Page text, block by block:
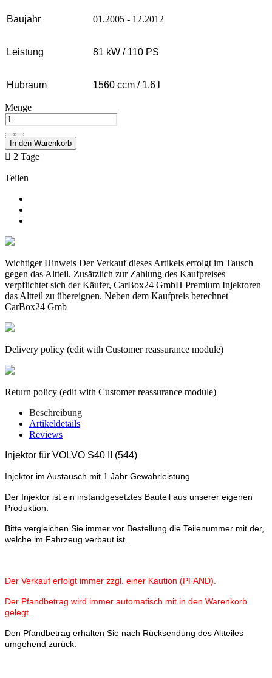
Baujahr 01.2005 - 12.2012
Leistung 81 kW / 110 PS
Hubraum 1560 ccm / 1.6 l
Menge
In den Warenkorb
 2 Tage
Teilen
Wichtiger Hinweis Der Verkauf dieses Artikels erfolgt im Tausch
gegen das Altteil. Zusätzlich zur Zahlung des Kaufpreises
verpflichtet sich der Käufer, CarBox24 GmbH Premium Injektoren
das Altteil zu übereignen. Neben dem Kaufpreis berechnet
CarBox24 Gmb
Delivery policy (edit with Customer reassurance module)
Return policy (edit with Customer reassurance module)
Beschreibung
Artikeldetails
Reviews
Injektor für VOLVO S40 II
(544)
Injektor im Austausch mit 1 Jahr Gewährleistung
Der Injektor ist ein instandgesetztes Bauteil aus unserer eigenen
Produktion.
Bitte vergleichen Sie immer vor Bestellung die Teilenummer mit der,
welche im Fahrzeug verbaut ist.
Der Verkauf erfolgt immer zzgl. einer Kaution (PFAND).
Der Pfandbetrag wird immer automatisch mit in den Warenkorb
gelegt.
Den Pfandbetrag erhalten Sie nach Rücksendung des Altteiles
umgehend zurück.